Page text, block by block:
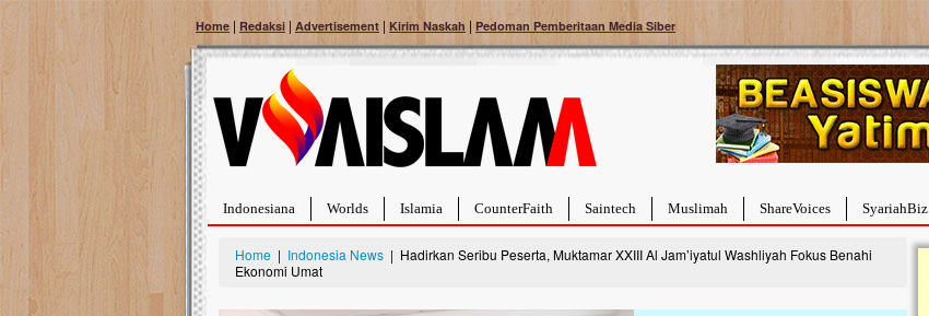
Home | Redaksi | Advertisement | Kirim Naskah | Pedoman Pemberitaan Media Siber
Indonesiana Worlds Islamia CounterFaith Saintech Muslimah ShareVoices SyariahBiz
Home | Indonesia News | Hadirkan Seribu Peserta, Muktamar XXIII Al Jam’iyatul Washliyah Fokus Benahi
Ekonomi Umat